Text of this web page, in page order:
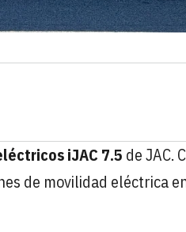
iJAC 7.5 de JAC.
de movilidad eléctrica